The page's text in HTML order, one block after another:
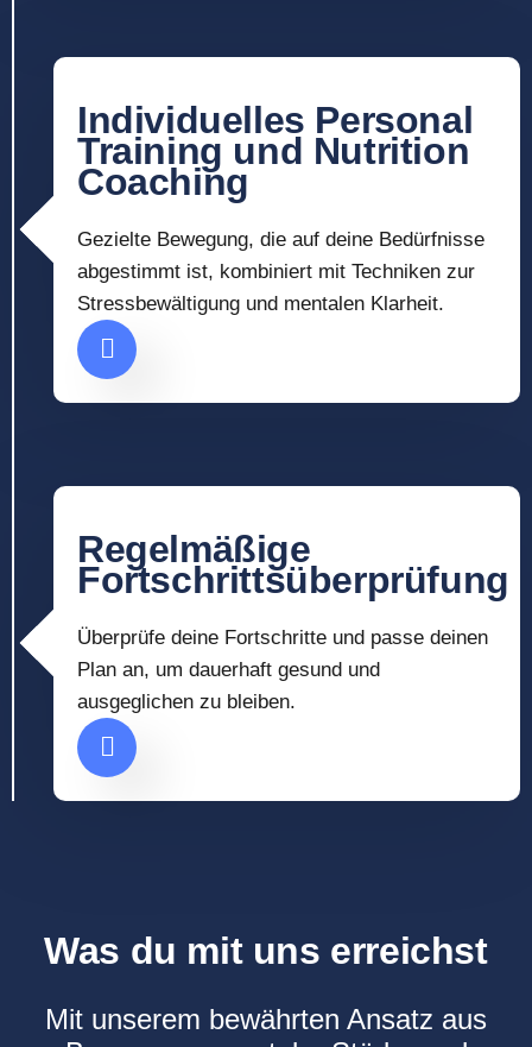
Individuelles Personal
Training und Nutrition
Coaching
Gezielte Bewegung, die auf deine Bedürfnisse
abgestimmt ist, kombiniert mit Techniken zur
Stressbewältigung und mentalen Klarheit.
Regelmäßige
Fortschrittsüberprüfung
Überprüfe deine Fortschritte und passe deinen
Plan an, um dauerhaft gesund und
ausgeglichen zu bleiben.
Was du mit uns erreichst
Mit unserem bewährten Ansatz aus